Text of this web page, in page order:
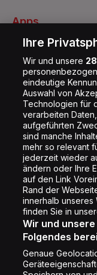
Folge uns
Apps
Energy Radio App
Ihre
Wir und unsere
eindeutige
Auswahl von
Technologien für
verarbeiten
aufgeführten
sind manche
mehr so relevant
jederzeit wieder
ändern oder Ihre
auf den Link
Rand der
innerhalb unseres
finden Sie in
Wir und
Folgendes
Genaue